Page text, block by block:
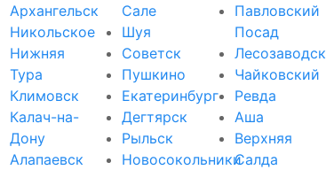
Архангельск
Никольское
Нижняя
Тура
Климовск
Калач-на-
Дону
Алапаевск
Сале
Шуя
Советск
Пушкино
Екатеринбург
Дегтярск
Рыльск
Новосокольники
Павловский
Посад
Лесозаводск
Чайковский
Ревда
Аша
Верхняя
Салда